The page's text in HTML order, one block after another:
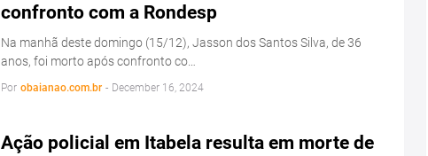
confronto com a Rondesp
Na manhã deste domingo (15/12), Jasson dos Santos Silva, de 36
anos, foi morto após confronto co…
Por obaianao.com.br - December 16, 2024
Ação policial em Itabela resulta em morte de